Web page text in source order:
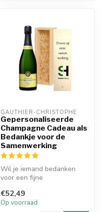
GAUTHIER-CHRISTOPHE
Gepersonaliseerde
Champagne Cadeau als
Bedankje voor de
Samenwerking
Wil je iemand bedanken
voor een fijne
voor onze Gepersona...
€52,49
Op voorraad